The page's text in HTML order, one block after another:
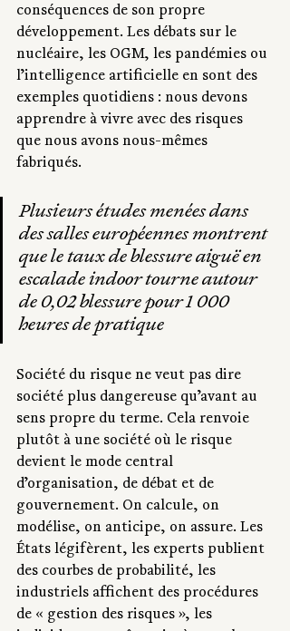
conséquences de son propre
développement. Les débats sur le
nucléaire, les OGM, les pandémies ou
l’intelligence artificielle en sont des
exemples quotidiens : nous devons
apprendre à vivre avec des risques
que nous avons nous-mêmes
fabriqués.
Plusieurs études menées dans
des salles européennes montrent
que le taux de blessure aiguë en
escalade indoor tourne autour
de 0,02 blessure pour 1 000
heures de pratique
Société du risque ne veut pas dire
société plus dangereuse qu’avant au
sens propre du terme. Cela renvoie
plutôt à une société où le risque
devient le mode central
d’organisation, de débat et de
gouvernement. On calcule, on
modélise, on anticipe, on assure. Les
États légifèrent, les experts publient
des courbes de probabilité, les
industriels affichent des procédures
de « gestion des risques », les